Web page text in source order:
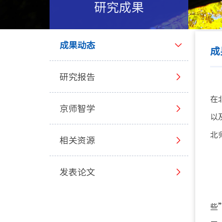
研究成果
成果动态
研究报告
京师智学
相关资源
发表论文
在
以
北
些